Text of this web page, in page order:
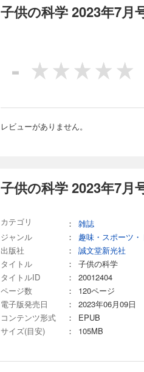
リーツアー8 台風の
る！ AkaDakoもの
を疑え！ ウソと科
FUN！ すこぶる
頭蓋骨化石
型紙は取り外しできません。 目次 まんが にゃんと！CSI 猫科学捜査班 コカ
のひみつ コマで究
楽しもう！ 電気
ッポとチィのひま
知る!? の巻 たく
グ 第4回 Air Writer
マチック！ 球状星
き残る技術 うん
第1回 「靴下泥棒
ャン コドモノカガ
今月の特集は「錯視
ましょう！ つくり
「植物を絶滅から
回を迎えた「ビーカ
作でしくみがわかる
新技術で飛行船を“
る技術 特別企画『
トFUN！ すこぶる
ば まんが ロジカル
念！「ビーカーくん
でしょうか？その
アサリの模様や色の
支える 地盤と地下
2025 受賞者発表
る 洋上浮体式太陽
どうして？ ビーカ
陸旅行」 たくさん
ング 第2回「自動
555 宇宙はドラマ
ない！生き残る技
AIにやらせよう ヘ
粒のパワー野菜 ニ
走る！ 段ボールカ
子供の科学 2025
734円 (税込)
今月の特集は「太
うなっているのか
介。新連載は小型
録はカーネーションのペー
り取りができません。 目次 まんが にゃんと！CSI 猫科学捜査班 コカトピ！ コカプレ！ [特集]どうして今の姿に
なった？ 太陽系の謎を追え！ [新連載]じぶんだけの探検ウォッチをAIでパワーアップ！ micro:bitでレッツAIプログ
ラミング 第1回 「
海のピンチを知る!?
734円 (税込)
子供の科学 2023年7月
-
レビューがありません。
子供の科学 2023年7月
カテゴリ ：
雑誌
ジャンル
： 趣味・スポーツ・
出版社
：
誠文堂新光社
タイトル
：
子供の科学
タイトルID
：
20012404
ページ数
：
120ページ
電子版発売日
：
2023年06月09日
コンテンツ形式
：
EPUB
サイズ(目安)
： 105MB